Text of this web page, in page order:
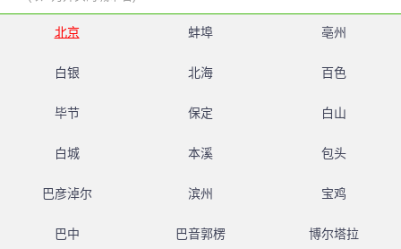
北京 蚌埠 亳州
白银 北海 百色
毕节 保定 白山
白城 本溪 包头
巴彦淖尔 滨州 宝鸡
巴中 巴音郭楞 博尔塔拉